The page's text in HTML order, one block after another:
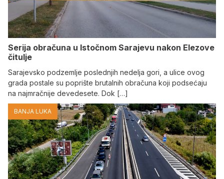
Serija obračuna u Istočnom Sarajevu nakon Elezove
čitulje
Sarajevsko podzemlje poslednjih nedelja gori, a ulice ovog
grada postale su poprište brutalnih obračuna koji podsećaju
na najmračnije devedesete. Dok […]
BANJA LUKA